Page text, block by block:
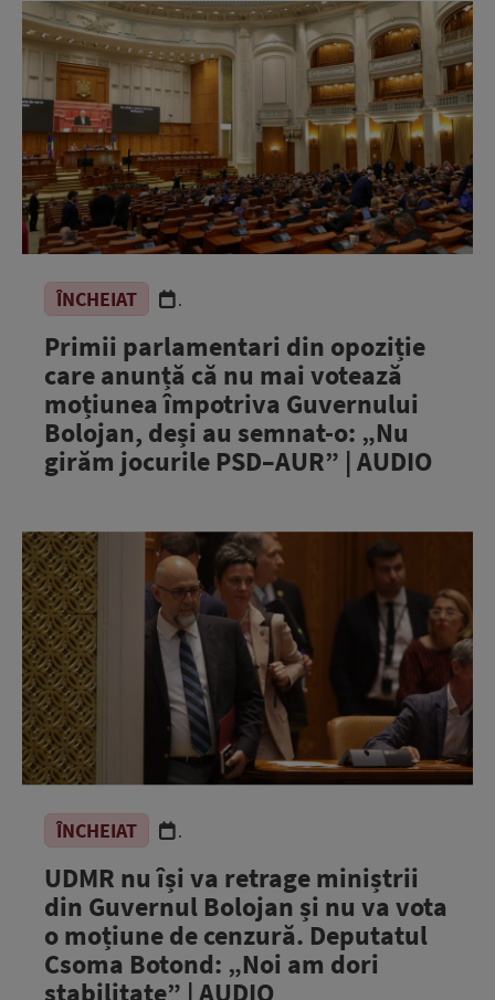
ÎNCHEIAT .
Primii parlamentari din opoziție
care anunță că nu mai votează
moțiunea împotriva Guvernului
Bolojan, deși au semnat-o: „Nu
girăm jocurile PSD–AUR” | AUDIO
ÎNCHEIAT .
UDMR nu își va retrage miniștrii
din Guvernul Bolojan și nu va vota
o moțiune de cenzură. Deputatul
Csoma Botond: „Noi am dori
stabilitate” | AUDIO